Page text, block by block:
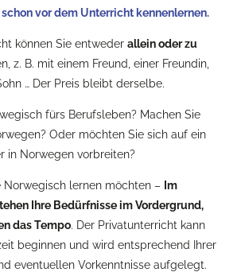
schon vor dem Unterricht kennenlernen.
können Sie entweder allein oder zu
z. B. mit einem Freund, einer Freundin,
… Der Preis bleibt derselbe.
fürs Berufsleben? Machen Sie
Oder möchten Sie sich auf ein
in Norwegen vorbreiten?
Norwegisch lernen möchten – Im
Ihre Bedürfnisse im Vordergrund,
das Tempo. Der Privatunterricht kann
beginnen und wird entsprechend Ihrer
eventuellen Vorkenntnisse aufgelegt.